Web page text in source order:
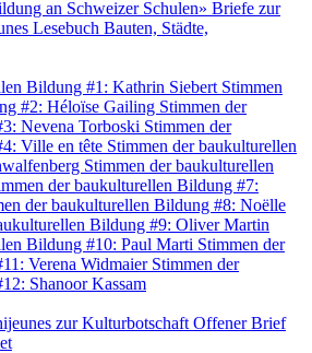
an Schweizer Schulen» Briefe zur
Lesebuch Bauten, Städte,
Bildung #1: Kathrin Siebert Stimmen
#2: Héloïse Gailing Stimmen der
Nevena Torboski Stimmen der
Ville en tête Stimmen der baukulturellen
Stimmen der baukulturellen
der baukulturellen Bildung #7:
der baukulturellen Bildung #8: Noëlle
Bildung #9: Oliver Martin
Bildung #10: Paul Marti Stimmen der
Verena Widmaier Stimmen der
Shanoor Kassam
zur Kulturbotschaft Offener Brief